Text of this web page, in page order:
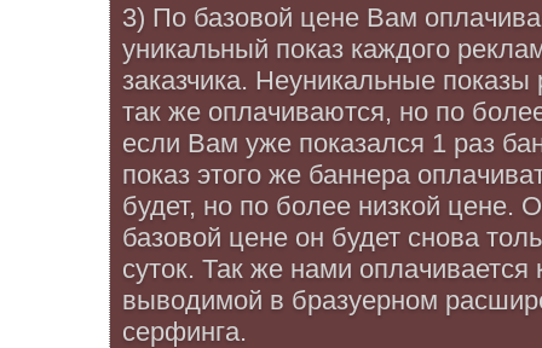
3) По базовой цене Вам
уникальный показ каждого
заказчика. Неуникальные
так же оплачиваются, но по
если Вам уже показался 1 раз
показ этого же баннера
будет, но по более низкой цене.
базовой цене он будет снова
суток. Так же нами оплачивается
выводимой в бразуерном
серфинга.